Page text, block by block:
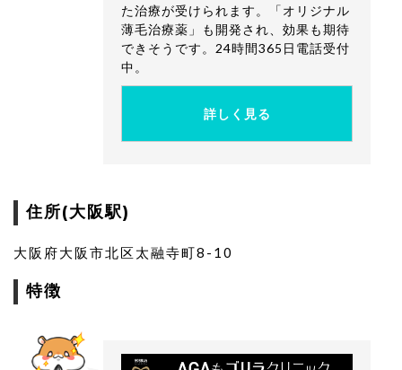
た治療が受けられます。「オリジナル
薄毛治療薬」も開発され、効果も期待
できそうです。24時間365日電話受付
中。
詳しく見る
住所(大阪駅)
大阪府大阪市北区太融寺町8-10
特徴